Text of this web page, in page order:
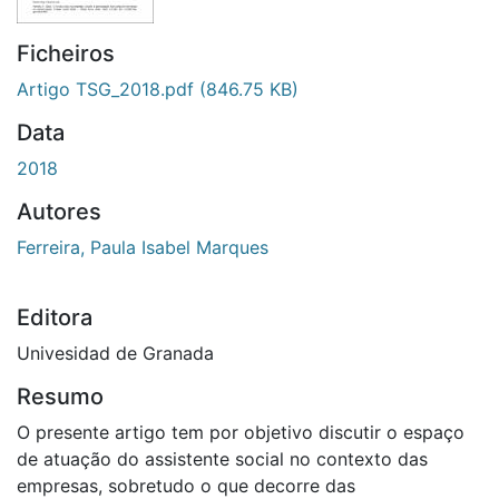
Ficheiros
Artigo TSG_2018.pdf (846.75 KB)
Data
2018
Autores
Ferreira, Paula Isabel Marques
Editora
Univesidad de Granada
Resumo
O presente artigo tem por objetivo discutir o espaço
de atuação do assistente social no contexto das
empresas, sobretudo o que decorre das